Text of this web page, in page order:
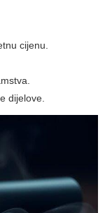
cijenu.
dijelove.